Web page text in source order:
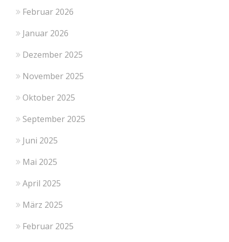
Februar 2026
Januar 2026
Dezember 2025
November 2025
Oktober 2025
September 2025
Juni 2025
Mai 2025
April 2025
März 2025
Februar 2025